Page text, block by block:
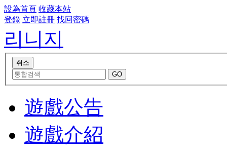
設為首頁 收藏本站
登錄 立即註冊 找回密碼
리니지
遊戲公告
遊戲介紹